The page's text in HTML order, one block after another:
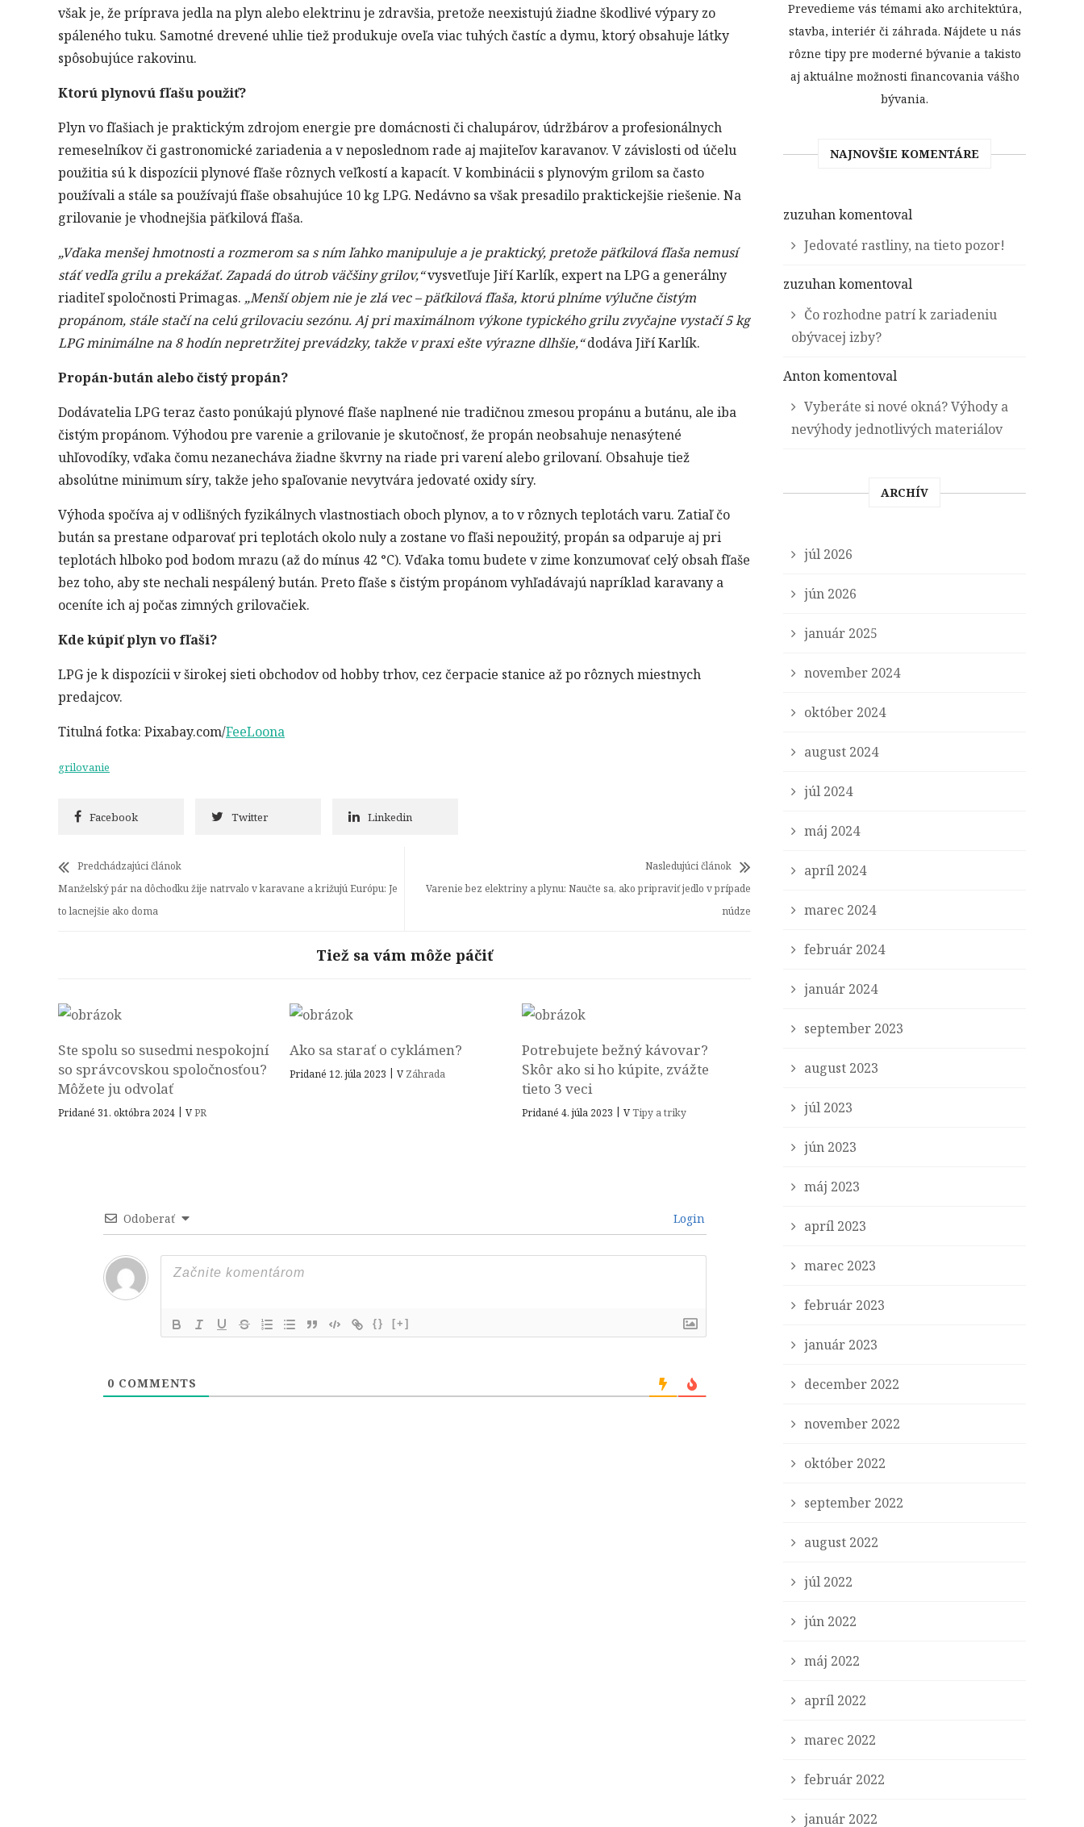
však je, že príprava jedla na plyn alebo elektrinu je zdravšia, pretože neexistujú žiadne škodlivé výpary zo
spáleného tuku. Samotné drevené uhlie tiež produkuje oveľa viac tuhých častíc a dymu, ktorý obsahuje látky
spôsobujúce rakovinu.
Ktorú plynovú fľašu použiť?
Plyn vo fľašiach je praktickým zdrojom energie pre domácnosti či chalupárov, údržbárov a profesionálnych
remeselníkov či gastronomické zariadenia a v neposlednom rade aj majiteľov karavanov. V závislosti od účelu
použitia sú k dispozícii plynové fľaše rôznych veľkostí a kapacít. V kombinácii s plynovým grilom sa často
používali a stále sa používajú fľaše obsahujúce 10 kg LPG. Nedávno sa však presadilo praktickejšie riešenie. Na
grilovanie je vhodnejšia päťkilová fľaša.
„Vďaka menšej hmotnosti a rozmerom sa s ním ľahko manipuluje a je praktický, pretože päťkilová fľaša nemusí
stáť vedľa grilu a prekážať. Zapadá do útrob väčšiny grilov,“vysvetľuje Jiří Karlík, expert na LPG a generálny
riaditeľ spoločnosti Primagas. „Menší objem nie je zlá vec – päťkilová fľaša, ktorú plníme výlučne čistým
propánom, stále stačí na celú grilovaciu sezónu. Aj pri maximálnom výkone typického grilu zvyčajne vystačí 5 kg
LPG minimálne na 8 hodín nepretržitej prevádzky, takže v praxi ešte výrazne dlhšie,“dodáva Jiří Karlík.
Propán-bután alebo čistý propán?
Dodávatelia LPG teraz často ponúkajú plynové fľaše naplnené nie tradičnou zmesou propánu a butánu, ale iba
čistým propánom. Výhodou pre varenie a grilovanie je skutočnosť, že propán neobsahuje nenasýtené
uhľovodíky, vďaka čomu nezanecháva žiadne škvrny na riade pri varení alebo grilovaní. Obsahuje tiež
absolútne minimum síry, takže jeho spaľovanie nevytvára jedovaté oxidy síry.
Výhoda spočíva aj v odlišných fyzikálnych vlastnostiach oboch plynov, a to v rôznych teplotách varu. Zatiaľ čo
bután sa prestane odparovať pri teplotách okolo nuly a zostane vo fľaši nepoužitý, propán sa odparuje aj pri
teplotách hlboko pod bodom mrazu (až do mínus 42 °C). Vďaka tomu budete v zime konzumovať celý obsah fľaše
bez toho, aby ste nechali nespálený bután. Preto fľaše s čistým propánom vyhľadávajú napríklad karavany a
oceníte ich aj počas zimných grilovačiek.
Kde kúpiť plyn vo fľaši?
LPG je k dispozícii v širokej sieti obchodov od hobby trhov, cez čerpacie stanice až po rôznych miestnych
predajcov.
Titulná fotka: Pixabay.com/FeeLoona
grilovanie
Facebook Twitter Linkedin
Predchádzajúci článok
Manželský pár na dôchodku žije natrvalo v karavane a križujú Európu: Je
to lacnejšie ako doma
Nasledujúci článok
Varenie bez elektriny a plynu: Naučte sa, ako pripraviť jedlo v prípade
núdze
Tiež sa vám môže páčiť
Ste spolu so susedmi nespokojní
so správcovskou spoločnosťou?
Môžete ju odvolať
Pridané 31. októbra 2024 | VPR
Ako sa starať o cyklámen?
Pridané 12. júla 2023 | V Záhrada
Potrebujete bežný kávovar?
Skôr ako si ho kúpite, zvážte
tieto 3 veci
Pridané 4. júla 2023 | VTipy a triky
Odoberať Login
{} [+]
0 COMMENTS
Prevedieme vás témami ako architektúra,
stavba, interiér či záhrada. Nájdete u nás
rôzne tipy pre moderné bývanie a takisto
aj aktuálne možnosti financovania vášho
bývania.
NAJNOVŠIE KOMENTÁRE
zuzuhankomentoval
Jedovaté rastliny, na tieto pozor!
zuzuhankomentoval
Čo rozhodne patrí k zariadeniu
obývacej izby?
Antonkomentoval
Vyberáte si nové okná? Výhody a
nevýhody jednotlivých materiálov
ARCHÍV
júl 2026
jún 2026
január 2025
november 2024
október 2024
august 2024
júl 2024
máj 2024
apríl 2024
marec 2024
február 2024
január 2024
september 2023
august 2023
júl 2023
jún 2023
máj 2023
apríl 2023
marec 2023
február 2023
január 2023
december 2022
november 2022
október 2022
september 2022
august 2022
júl 2022
jún 2022
máj 2022
apríl 2022
marec 2022
február 2022
január 2022